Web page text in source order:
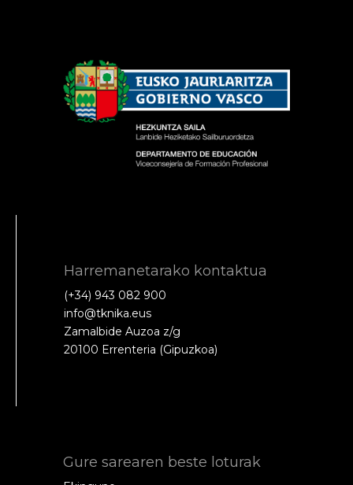
Harremanetarako kontaktua
(+34) 943 082 900
info@tknika.eus
Zamalbide Auzoa z/g
20100 Errenteria (Gipuzkoa)
Gure sarearen beste loturak